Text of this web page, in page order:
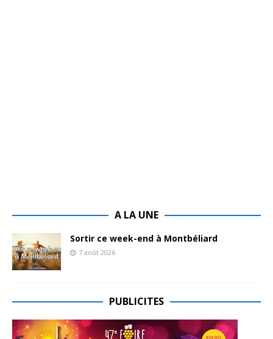
A LA UNE
Sortir ce week-end à Montbéliard
7 août 2026
PUBLICITES